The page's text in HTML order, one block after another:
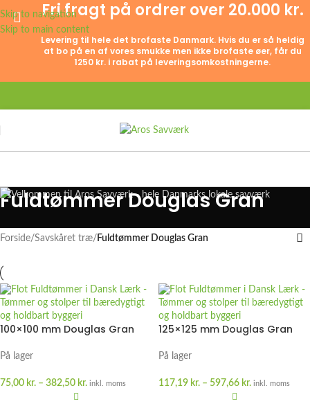
Skip to navigation
Skip to main content
Fri fragt på ordrer over 20.000 kr.
Levering til hele det brofaste Danmark. Hvis du er så heldig
at bo på en af vores smukke men ikke brofaste øer, får du
1250 kr. i rabat på leveringsomkostningerne.
Fuldtømmer Douglas Gran
Forside/Savskåret træ/ Fuldtømmer Douglas Gran
100×100 mm Douglas Gran
På lager
75,00 kr. – 382,50 kr. inkl. moms
125×125 mm Douglas Gran
På lager
117,19 kr. – 597,66 kr. inkl. moms